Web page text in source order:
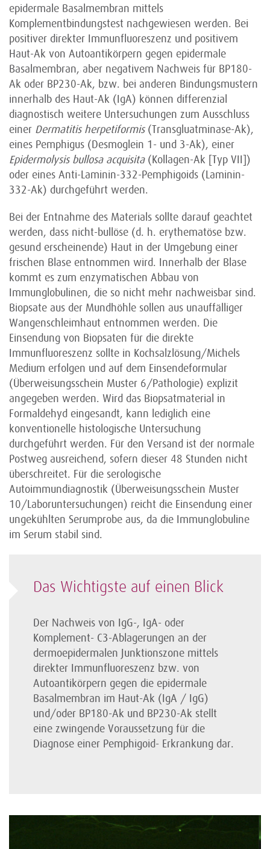
epidermale Basal­membran mittels
Komplementbindungstest nachgewiesen werden. Bei
positiver direkter Immunfluoreszenz und positivem
Haut-Ak von Autoantikörpern gegen epidermale
Basalmembran, aber negativem Nachweis für BP180-
Ak oder BP230-Ak, bzw. bei anderen Bin­dung­s­mustern
innerhalb des Haut-Ak (IgA) können differenzial
diagnostisch weitere Unter­suchungen zum Ausschluss
einer Dermatitis herpetiformis(Transgluatminase-Ak),
eines Pemphigus (Desmoglein 1- und 3-Ak), einer
Epidermolysis bullosa acquisita (Kollagen-Ak [Typ VII])
oder eines Anti-Laminin-332-Pemphigoids (Laminin-
332-Ak) durchgeführt werden.
Bei der Entnahme des Materials sollte darauf geachtet
werden, dass nicht-bullöse (d. h. erythematöse bzw.
gesund erscheinende) Haut in der Umgebung einer
frischen Blase entnommen wird. Innerhalb der Blase
kommt es zum enzymatischen Abbau von
Immunglobulinen, die so nicht mehr nachweisbar sind.
Biopsate aus der Mundhöhle sollen aus unauffälliger
Wangenschleimhaut entnommen werden. Die
Einsendung von Biopsaten für die direkte
Immunfluoreszenz sollte in Kochsalzlösung/Michels
Medium erfolgen und auf dem Einsendeformular
(Überweisungsschein Muster 6/Pathologie) explizit
angegeben werden. Wird das Biopsatmaterial in
Formaldehyd eingesandt, kann lediglich eine
konventionelle histologische Untersuchung
durchgeführt werden. Für den Versand ist der normale
Postweg ausreichend, sofern dieser 48 Stunden nicht
überschreitet. Für die serologische
Autoimmundiagnostik (Überweisungsschein Muster
10/Laboruntersuchungen) reicht die Einsendung einer
ungekühlten Serumprobe aus, da die Immunglobuline
im Serum stabil sind.
Das Wichtigste auf einen Blick
Der Nachweis von IgG-, IgA- oder
Komplement- C3-Ablagerungen an der
dermoepidermalen Junktionszone mittels
direkter Immunfluoreszenz bzw. von
Autoantikörpern gegen die epidermale
Basalmembran im Haut-Ak (IgA / IgG)
und/oder BP180-Ak und BP230-Ak stellt
eine zwingende Voraussetzung für die
Diagnose einer Pemphigoid- Erkrankung dar.